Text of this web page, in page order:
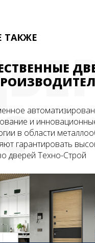
ТАКЖЕ
и
в области
гарантировать
дверей Техно-Строй